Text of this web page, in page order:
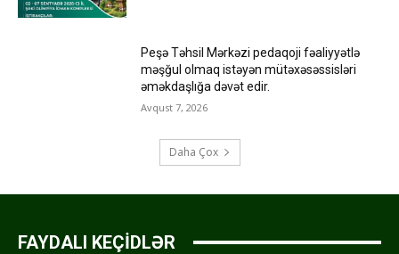
Peşə Təhsil Mərkəzi pedaqoji fəaliyyətlə
məşğul olmaq istəyən mütəxəsəssisləri
əməkdaşlığa dəvət edir.
Avqust 7, 2026
Daha Çox
FAYDALI KEÇİDLƏR